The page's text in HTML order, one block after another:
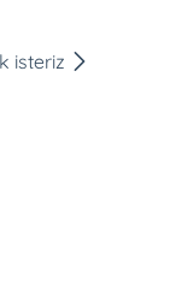
Çok
idi. Ayrica
Cok
isteriz